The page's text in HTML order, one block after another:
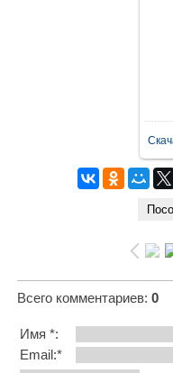
Всего комментариев: 0
Имя *:
Email:*